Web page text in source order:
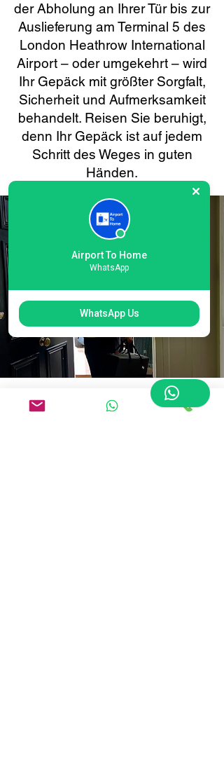
der Abholung an Ihrer Tür bis zur
Auslieferung am Terminal 5 des
London Heathrow International
Airport – oder umgekehrt – wird
Ihr Gepäck mit größter Sorgfalt,
Sicherheit und Aufmerksamkeit
behandelt. Reisen Sie beruhigt,
denn Ihr Gepäck ist auf jedem
Schritt des Weges in guten
Händen.
Einfache Online-
Airport To Home
WhatsApp
WhatsApp Us